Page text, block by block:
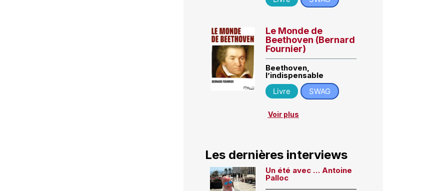
Le Monde de
Beethoven (Bernard
Fournier)
Beethoven,
l’indispensable
Livre
SWAG
Voir plus
Les dernières interviews
Un été avec … Antoine
Palloc